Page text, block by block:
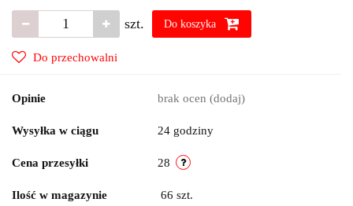
szt. Do koszyka
Do przechowalni
Opinie brak ocen (dodaj)
Wysyłka w ciągu 24 godziny
Cena przesyłki 28
Ilość w magazynie 66 szt.